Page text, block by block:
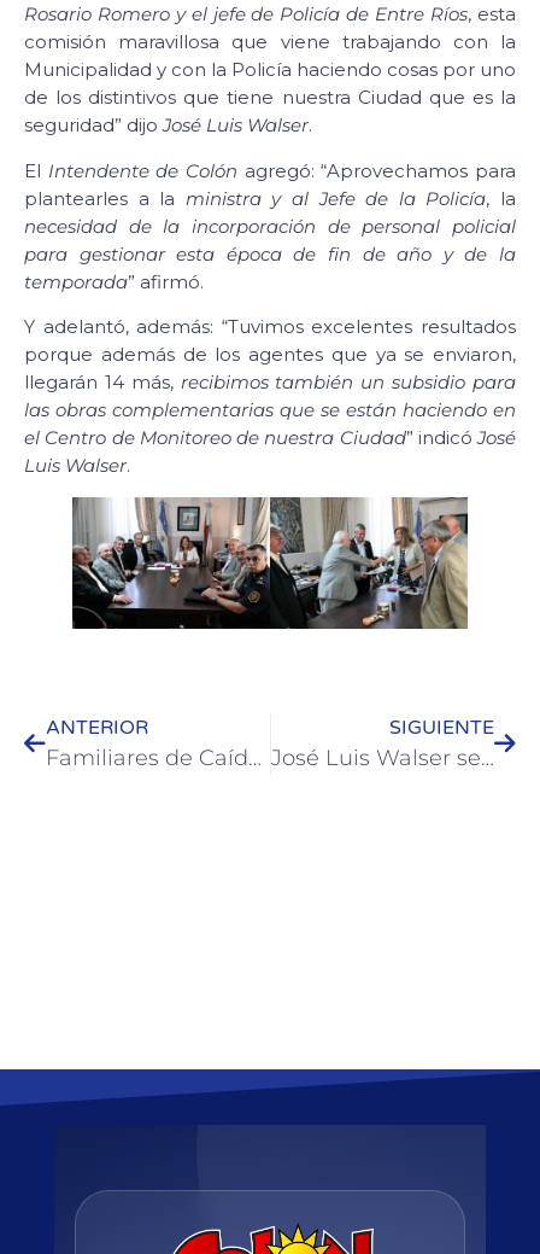
Rosario Romero y el jefe de Policía de Entre Ríos, esta
comisión maravillosa que viene trabajando con la
Municipalidad y con la Policía haciendo cosas por uno
de los distintivos que tiene nuestra Ciudad que es la
seguridad” dijoJosé Luis Walser.
El Intendente de Colón agregó: “Aprovechamos para
plantearles a la ministra y al Jefe de la Policía, la
necesidad de la incorporación de personal policial
para gestionar esta época de fin de año y de la
temporada” afirmó.
Y adelantó, además: “Tuvimos excelentes resultados
porque además de los agentes que ya se enviaron,
llegarán 14 más, recibimos también un subsidio para
las obras complementarias que se están haciendo en
el Centro de Monitoreo de nuestra Ciudad” indicóJosé
Luis Walser.
ANTERIOR
Familiares de Caídos y Veteranos de Malvinas de Colón recibieron medallas en Paraná
SIGUIENTE
José Luis Walser se reunió con el ministro Marcelo Richard